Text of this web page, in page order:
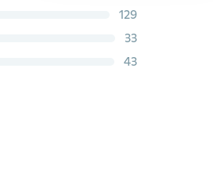
129
33
43